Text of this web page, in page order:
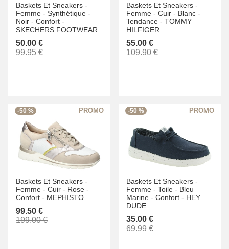
Baskets Et Sneakers -
Femme - Synthétique -
Noir - Confort -
SKECHERS FOOTWEAR
50.00 €
99.95 €
Baskets Et Sneakers -
Femme - Cuir - Blanc -
Tendance - TOMMY
HILFIGER
55.00 €
109.90 €
-50 %
Baskets Et Sneakers -
Femme - Cuir - Rose -
Confort - MEPHISTO
99.50 €
199.00 €
-50 %
Baskets Et Sneakers -
Femme - Toile - Bleu
Marine - Confort - HEY
DUDE
35.00 €
69.99 €